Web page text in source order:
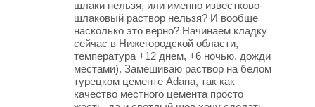
шлаки нельзя, или именно известково-
шлаковый раствор нельзя? И вообще
насколько это верно? Начинаем кладку
сейчас в Нижегородской области,
температура +12 днем, +6 ночью, дожди
местами). Замешиваю раствор на белом
турецком цементе Adana, так как
качество местного цемента просто